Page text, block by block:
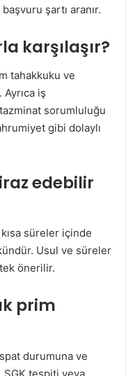
şartı aranır.
karşılaşır?
tahakkuku ve
iş
sorumluluğu
gibi dolaylı
edebilir
süreler içinde
Usul ve süreler
önerilir.
prim
durumuna ve
SGK tespiti veya